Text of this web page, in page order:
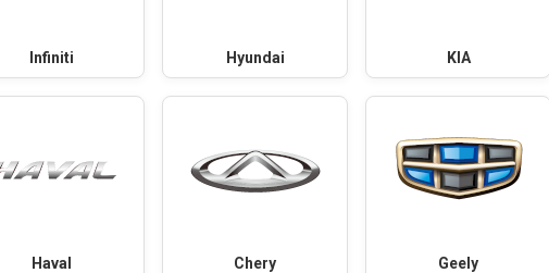
Infiniti Hyundai KIA
Haval Chery Geely